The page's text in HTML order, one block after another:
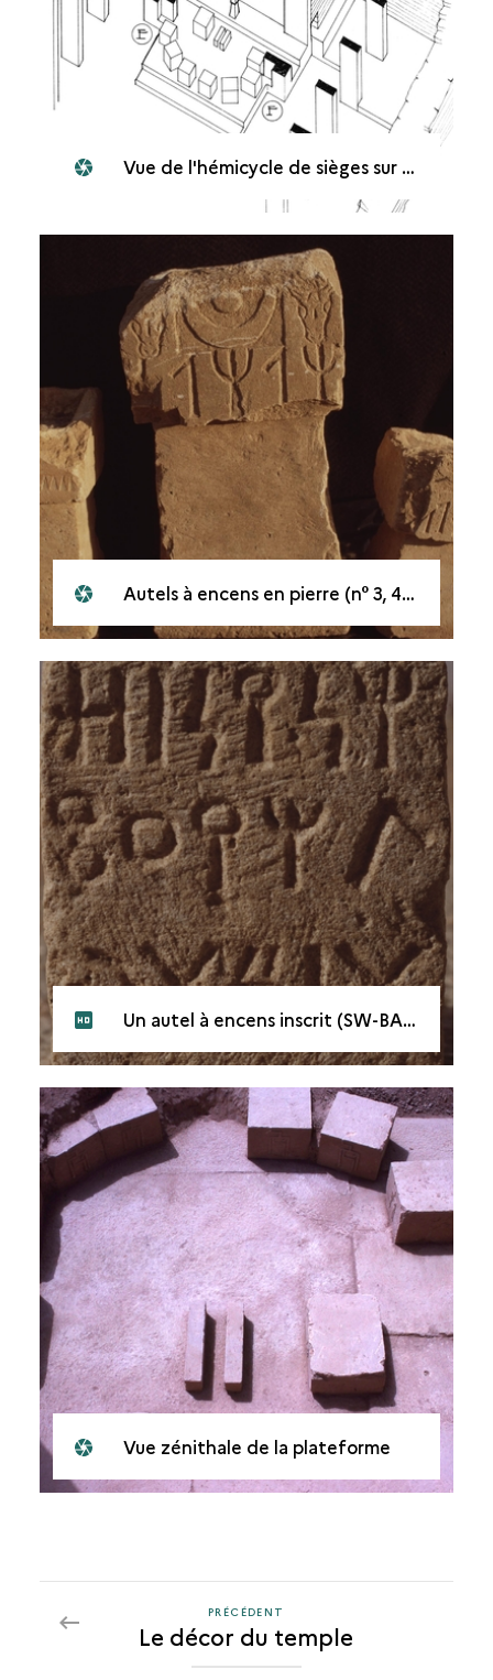
Vue de l'hémicycle de sièges sur une plateforme
Autels à encens en pierre (n° 3, 4, 5)
Un autel à encens inscrit (SW-BA 7)
Vue zénithale de la plateforme
PRÉCÉDENT
AS-
SAWDÂ’
PRÉCÉDENT
Le décor du temple